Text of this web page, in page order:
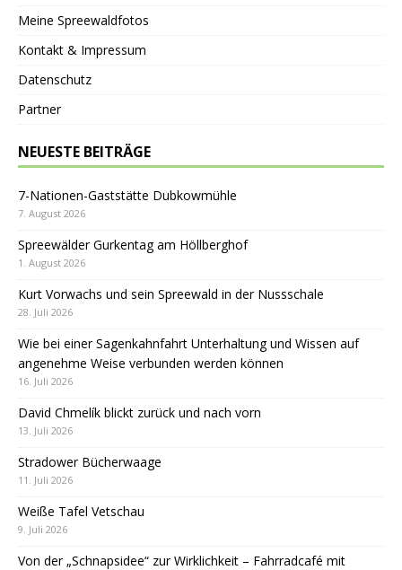
Meine Spreewaldfotos
Kontakt & Impressum
Datenschutz
Partner
NEUESTE BEITRÄGE
7-Nationen-Gaststätte Dubkowmühle
7. August 2026
Spreewälder Gurkentag am Höllberghof
1. August 2026
Kurt Vorwachs und sein Spreewald in der Nussschale
28. Juli 2026
Wie bei einer Sagenkahnfahrt Unterhaltung und Wissen auf
angenehme Weise verbunden werden können
16. Juli 2026
David Chmelík blickt zurück und nach vorn
13. Juli 2026
Stradower Bücherwaage
11. Juli 2026
Weiße Tafel Vetschau
9. Juli 2026
Von der „Schnapsidee“ zur Wirklichkeit – Fahrradcafé mit